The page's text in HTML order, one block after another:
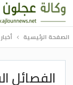
الصفحة الرئيسية
الفصائل